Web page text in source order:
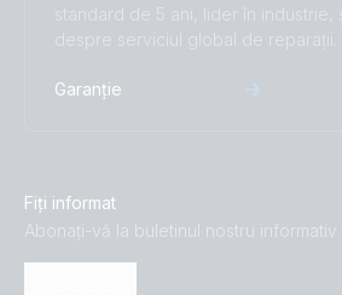
standard de 5 ani, lider în industrie, și
despre serviciul global de reparații.
Garanție
Fiți informat
Abonați-vă la buletinul nostru informativ